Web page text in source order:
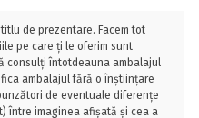
de prezentare. Facem tot
pe care ți le oferim sunt
consulți întotdeauna ambalajul
ambalajul fără o înștiințare
de eventuale diferențe
între imaginea afișată și cea a